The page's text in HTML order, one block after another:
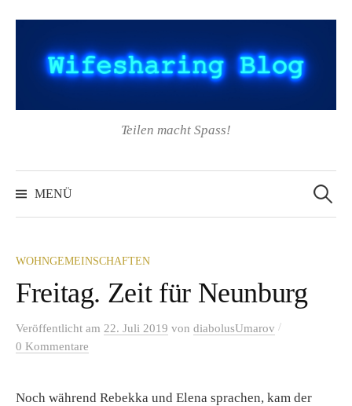
Inhalt
Teilen macht Spass!
MENÜ
nach:
WOHNGEMEINSCHAFTEN
Freitag. Zeit für Neunburg
Veröffentlicht am 22. Juli 2019 von diabolusUmarov /
0 Kommentare
Noch während Rebekka und Elena sprachen, kam der